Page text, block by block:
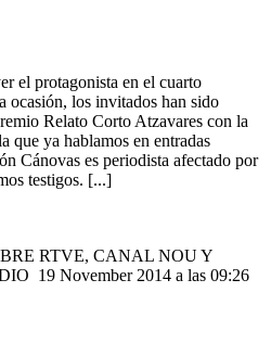
el protagonista en el cuarto
ocasión, los invitados han sido
Relato Corto Atzavares con la
que ya hablamos en entradas
Cánovas es periodista afectado por
testigos. [...]
RTVE, CANAL NOU Y
19 November 2014 a las 09:26